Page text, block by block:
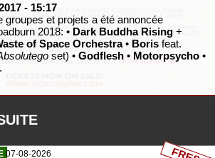
- 15:17
groupes et projets a été annoncée
2018: • Dark Buddha Rising+
of Space Orchestra• Borisfeat.
set) • Godflesh• Motorpsycho•
07-08-2026